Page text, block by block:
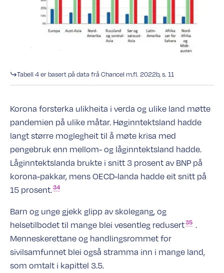
Tabell 4 er basert på data frå Chancel m.fl. 2022b, s. 11
Korona forsterka ulikheita i verda og ulike land møtte
pandemien på ulike måtar. Høginntektsland hadde
langt større moglegheit til å møte krisa med
pengebruk enn mellom- og låginntektsland hadde.
Låginntektslanda brukte i snitt 3 prosent av BNP på
korona-pakkar, mens OECD-landa hadde eit snitt på
15 prosent.34
Barn og unge gjekk glipp av skolegang, og
helsetilbodet til mange blei vesentleg redusert35 .
Menneskerettane og handlingsrommet for
sivilsamfunnet blei også stramma inn i mange land,
som omtalt i kapittel 3.5.